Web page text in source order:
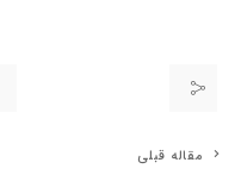
مقاله قبلی